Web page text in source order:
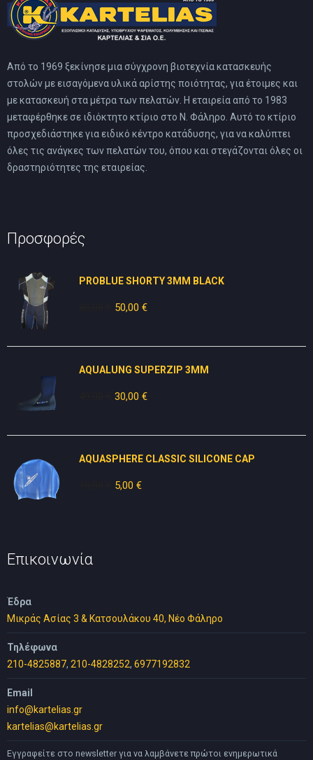
Από το 1969 ξεκίνησε μια σύγχρονη βιοτεχνία κατασκευής
στολών με εισαγόμενα υλικά αρίστης ποιότητας, για έτοιμες και
με κατασκευή στα μέτρα των πελατών. Η εταιρεία από το 1983
μεταφέρθηκε σε ιδιόκτητο κτίριο στο Ν. Φάληρο. Αυτό το κτίριο
προσχεδιάστηκε για ειδικό κέντρο κατάδυσης, για να καλύπτει
όλες τις ανάγκες των πελατών του, όπου και στεγάζονται όλες οι
δραστηριότητες της εταιρείας.
Προσφορές
PROBLUE SHORTY 3MM BLACK
Original
50,00 €Η
50,00 €.
AQUALUNG SUPERZIP 3MM
Original
30,00 €Η
30,00 €.
AQUASPHERE CLASSIC SILICONE CAP
Original
5,00 €Η
Επικοινωνία
Έδρα
Μικράς Ασίας 3 & Κατσουλάκου 40, Νέο Φάληρο
Τηλέφωνα
210-4825887, 210-4828252, 6977192832
Email
info@kartelias.gr
kartelias@kartelias.gr
Εγγραφείτε στο newsletter για να λαμβάνετε πρώτοι ενημερωτικά